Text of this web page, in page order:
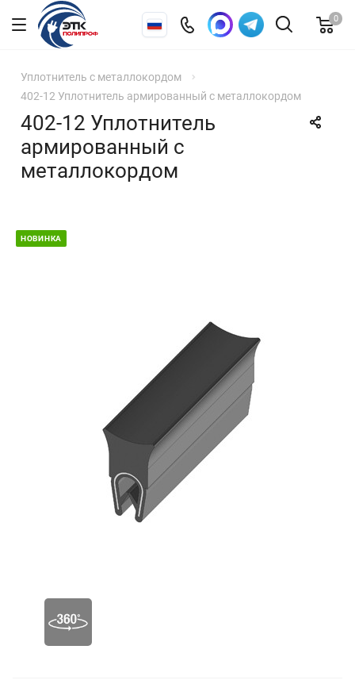
0
Уплотнитель с металлокордом
402-12 Уплотнитель армированный с металлокордом
402-12 Уплотнитель
армированный с
металлокордом
НОВИНКА